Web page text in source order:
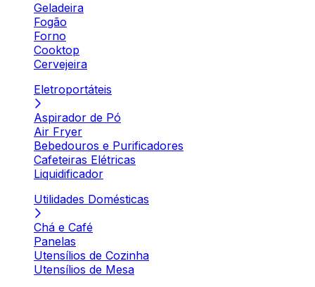
Geladeira
Fogão
Forno
Cooktop
Cervejeira
Eletroportáteis
Aspirador de Pó
Air Fryer
Bebedouros e Purificadores
Cafeteiras Elétricas
Liquidificador
Utilidades Domésticas
Chá e Café
Panelas
Utensílios de Cozinha
Utensílios de Mesa